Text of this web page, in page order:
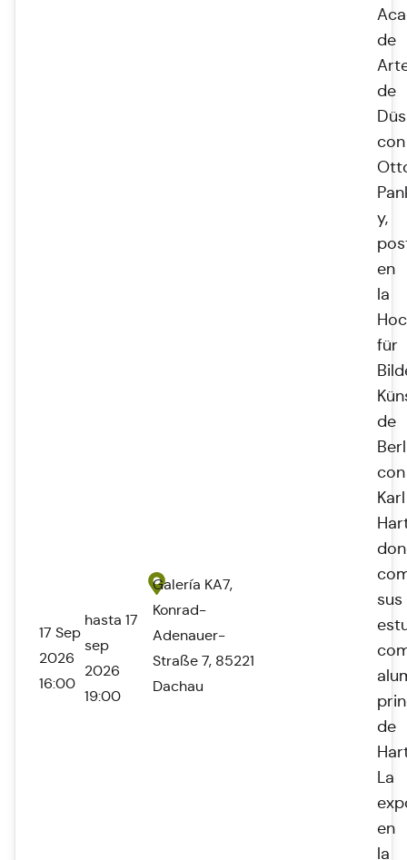
17 Sep
2026
16:00
hasta 17
sep
2026
19:00
Galería KA7,
Konrad-
Adenauer-
Straße 7, 85221
Dachau
de
de
con
y,
en
la
für
de
con
Karl
sus
de
La
en
la